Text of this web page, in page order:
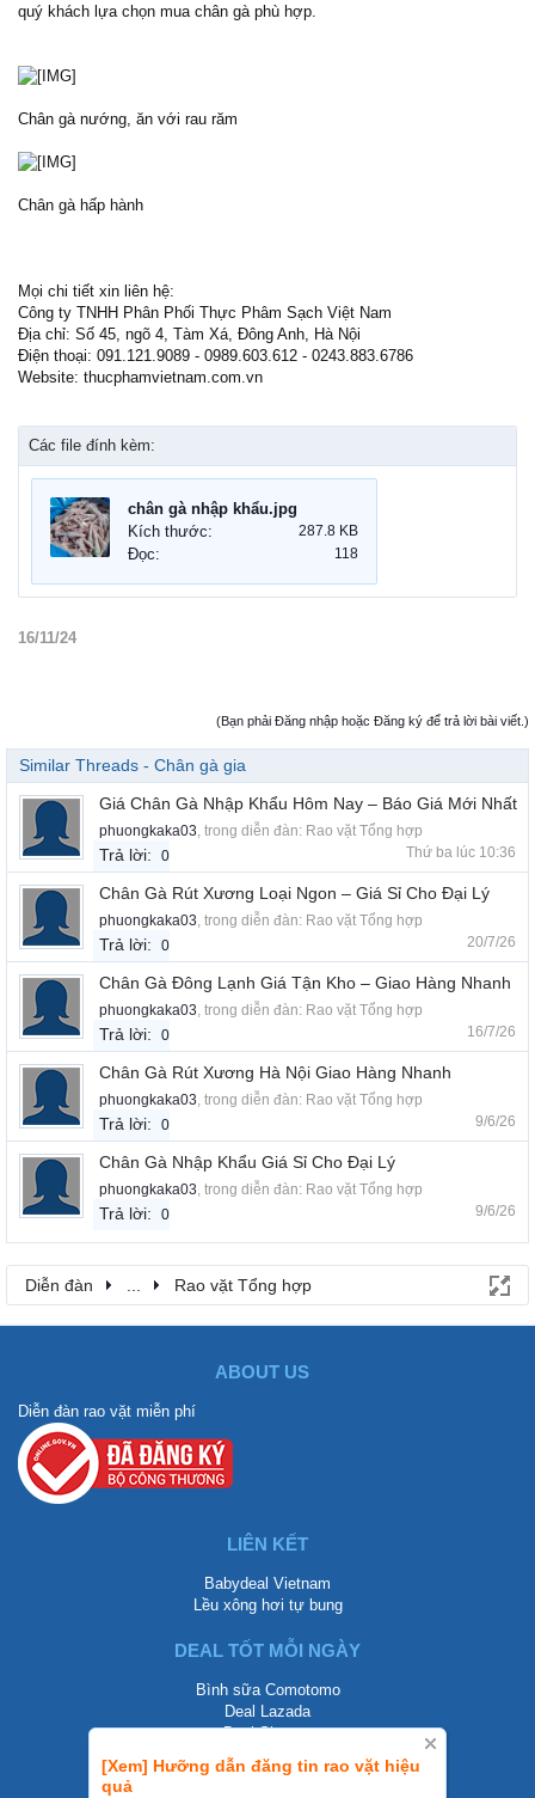
[Xem] Hưỡng dẫn đăng tin rao vặt hiệu
quả
quý khách lựa chọn mua chân gà phù hợp.
Chân gà nướng, ăn với rau răm
Chân gà hấp hành
Mọi chi tiết xin liên hệ:
Công ty TNHH Phân Phối Thực Phâm Sạch Việt Nam
Địa chỉ: Số 45, ngõ 4, Tàm Xá, Đông Anh, Hà Nội
Điện thoại: 091.121.9089 - 0989.603.612 - 0243.883.6786
Website: thucphamvietnam.com.vn
Các file đính kèm:
chân gà nhập khẩu.jpg
Kích thước:
287.8 KB
Đọc: 118
16/11/24
(Bạn phải Đăng nhập hoặc Đăng ký để trả lời bài viết.)
Similar Threads - Chân gà gia
Giá Chân Gà Nhập Khẩu Hôm Nay – Báo Giá Mới Nhất
phuongkaka03 , trong diễn đàn: Rao vặt Tổng hợp
Trả lời: 0 Thứ ba lúc 10:36
Chân Gà Rút Xương Loại Ngon – Giá Sỉ Cho Đại Lý
phuongkaka03 , trong diễn đàn: Rao vặt Tổng hợp
Trả lời: 0 20/7/26
Chân Gà Đông Lạnh Giá Tận Kho – Giao Hàng Nhanh
phuongkaka03 , trong diễn đàn: Rao vặt Tổng hợp
Trả lời: 0 16/7/26
Chân Gà Rút Xương Hà Nội Giao Hàng Nhanh
phuongkaka03 , trong diễn đàn: Rao vặt Tổng hợp
Trả lời: 0 9/6/26
Chân Gà Nhập Khẩu Giá Sỉ Cho Đại Lý
phuongkaka03 , trong diễn đàn: Rao vặt Tổng hợp
Trả lời: 0 9/6/26
Diễn đàn Rao vặt Tổng hợp
ABOUT US
Diễn đàn rao vặt miễn phí
LIÊN KẾT
Babydeal Vietnam
Lều xông hơi tự bung
DEAL TỐT MỖI NGÀY
Bình sữa Comotomo
Deal Lazada
Deal Shopee
LIÊN HỆ